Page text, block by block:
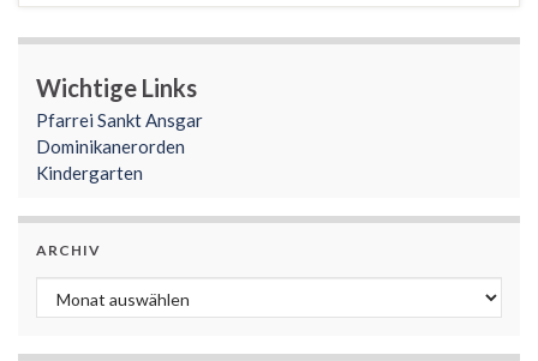
Wichtige Links
Pfarrei Sankt Ansgar
Dominikanerorden
Kindergarten
ARCHIV
Archiv